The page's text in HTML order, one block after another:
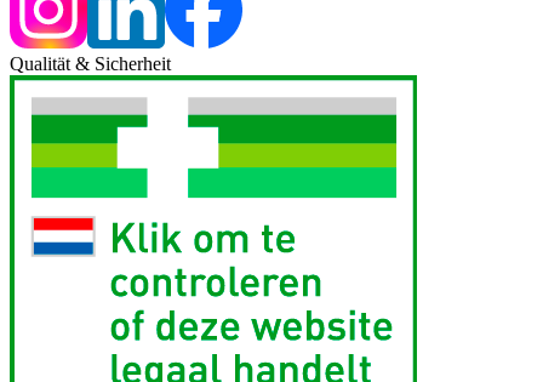
Qualität & Sicherheit